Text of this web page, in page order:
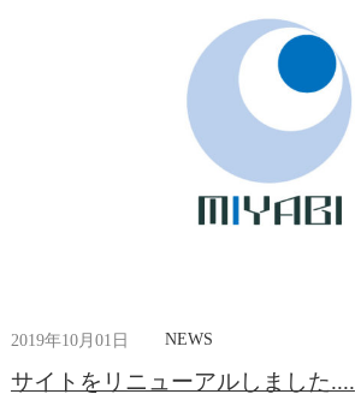
2019年10月01日 NEWS
サイトをリニューアルしました....